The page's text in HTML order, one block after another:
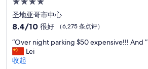
4.0
星
住
圣地亚哥市中心
8.4
总
分
10，
8.4/10 很好 （6,275 条点评）
“
O
v
“Over night parking $50 expensive!!! And ”
Lei
收起